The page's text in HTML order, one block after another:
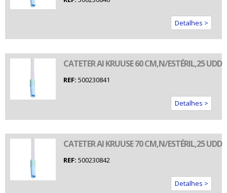
Detalhes >
CATETER AI KRUUSE 60 CM,N/ESTÉRIL,25 UDD
REF: 500230841
Detalhes >
CATETER AI KRUUSE 70 CM,N/ESTÉRIL,25 UDD
REF: 500230842
Detalhes >